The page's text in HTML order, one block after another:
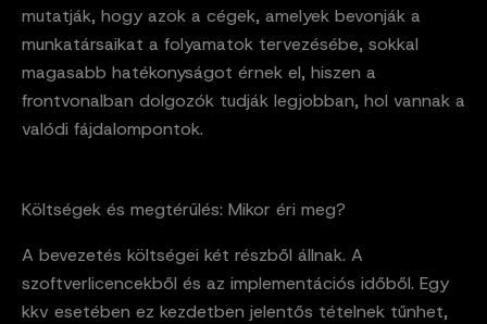
mutatják, hogy azok a cégek, amelyek bevonják a
munkatársaikat a folyamatok tervezésébe, sokkal
magasabb hatékonyságot érnek el, hiszen a
frontvonalban dolgozók tudják legjobban, hol vannak a
valódi fájdalompontok.
Költségek és megtérülés: Mikor éri meg?
A bevezetés költségei két részből állnak. A
szoftverlicencekből és az implementációs időből. Egy
kkv esetében ez kezdetben jelentős tételnek tűnhet,